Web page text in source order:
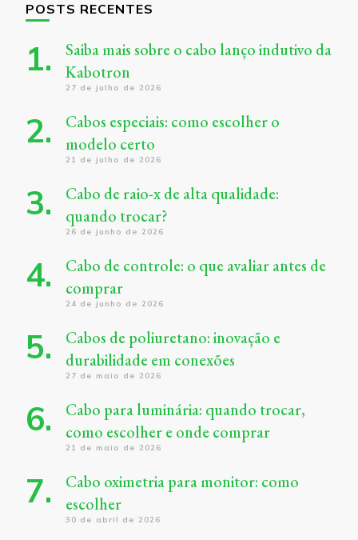
POSTS RECENTES
Saiba mais sobre o cabo lanço indutivo da
Kabotron
27 de julho de 2026
Cabos especiais: como escolher o
modelo certo
21 de julho de 2026
Cabo de raio-x de alta qualidade:
quando trocar?
26 de junho de 2026
Cabo de controle: o que avaliar antes de
comprar
24 de junho de 2026
Cabos de poliuretano: inovação e
durabilidade em conexões
27 de maio de 2026
Cabo para luminária: quando trocar,
como escolher e onde comprar
21 de maio de 2026
Cabo oximetria para monitor: como
escolher
30 de abril de 2026